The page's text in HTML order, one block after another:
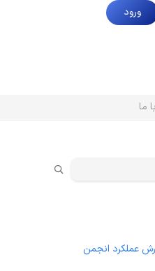
ورود
ما
عملکرد انجمن